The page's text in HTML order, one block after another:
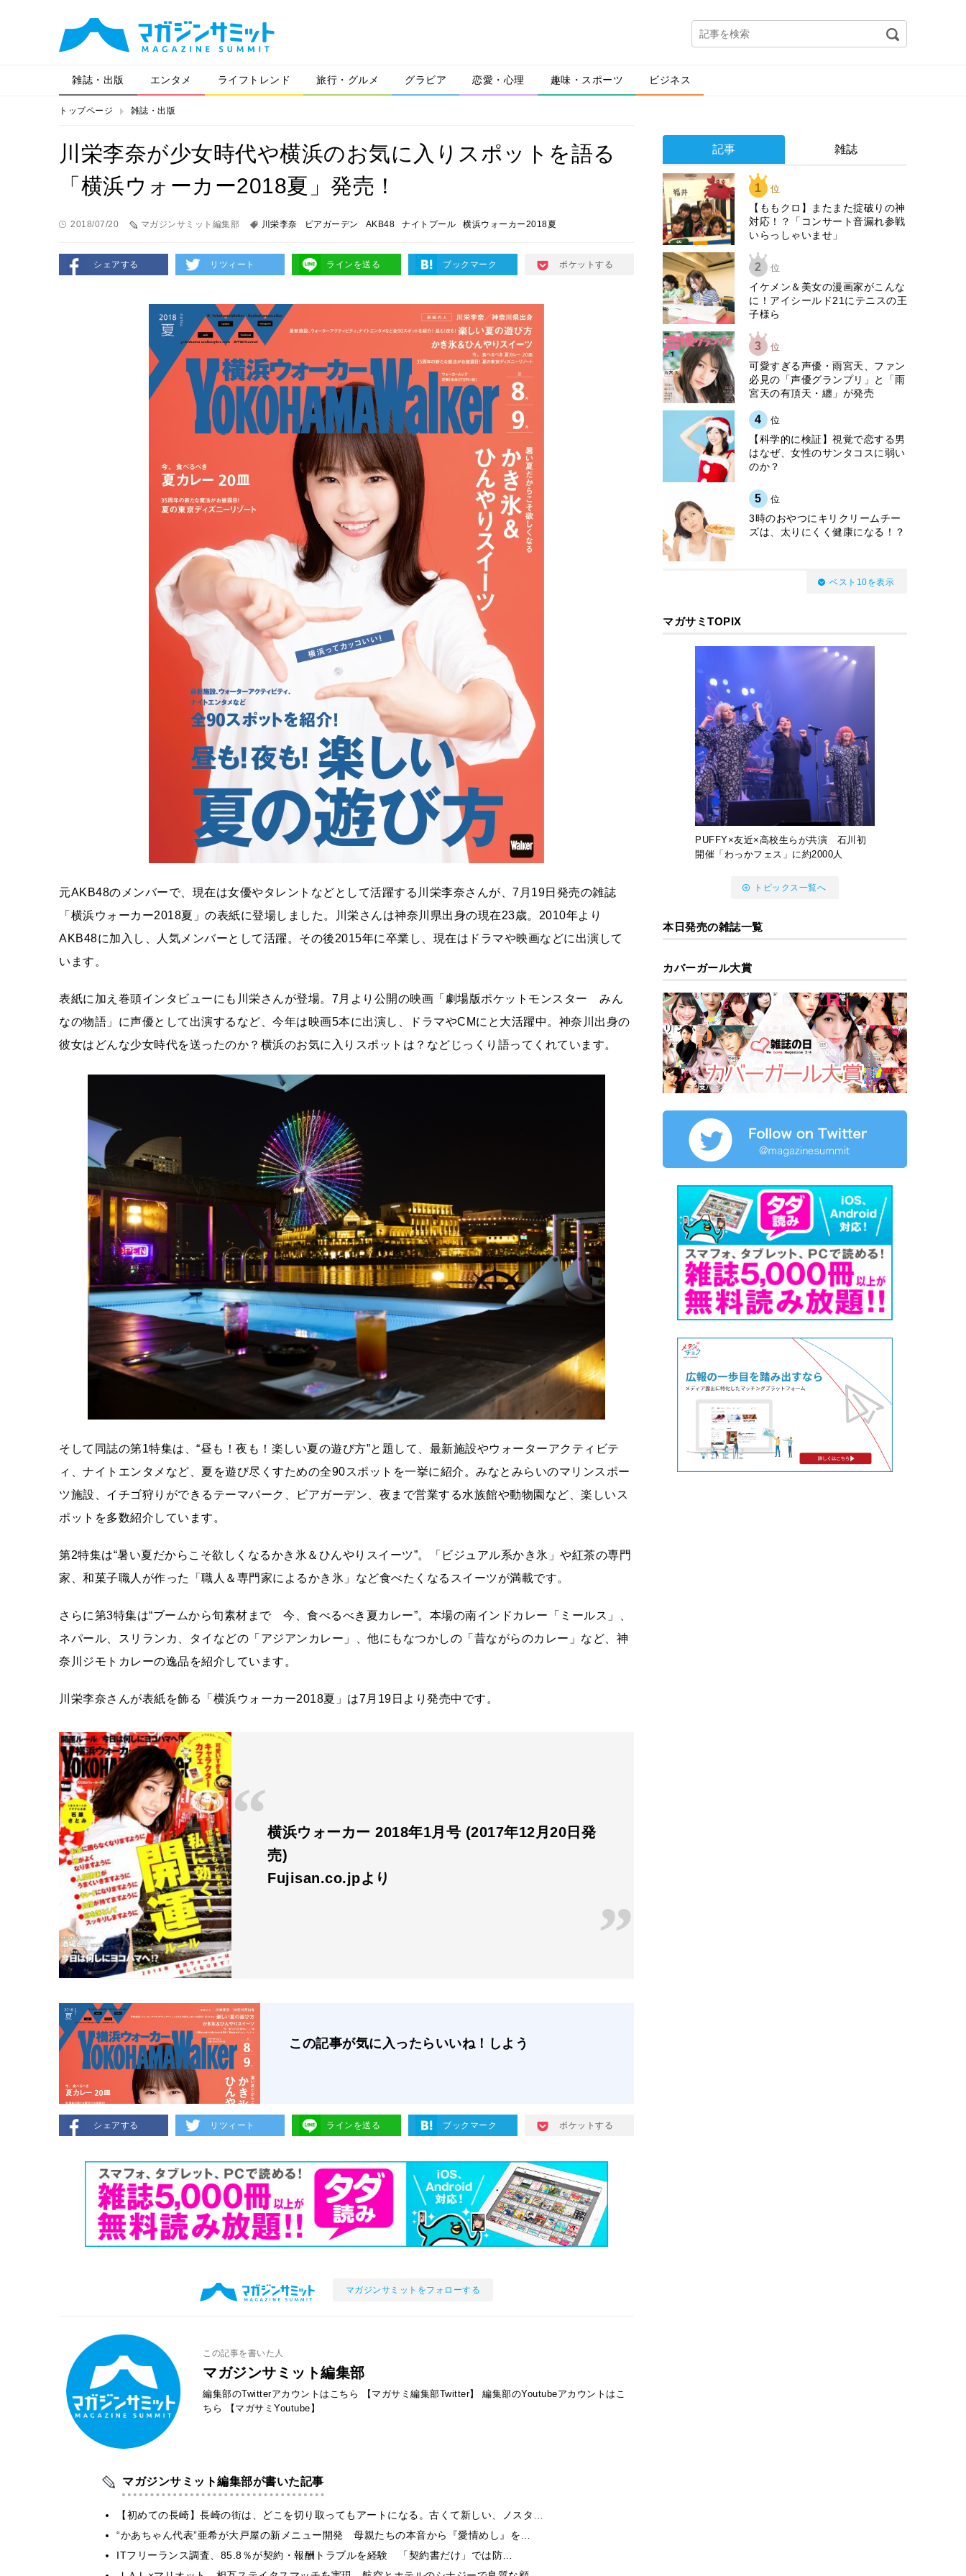
雑誌・出版 エンタメ ライフトレンド 旅行・グルメ グラビア 恋愛・心理 趣味・スポーツ ビジネス
トップページ 雑誌・出版
川栄李奈が少女時代や横浜のお気に入りスポットを語る
「横浜ウォーカー2018夏」発売！
2018/07/20 マガジンサミット編集部 川栄李奈 ビアガーデン AKB48 ナイトプール 横浜ウォーカー2018夏
シェアする リツィート ラインを送る ブックマーク ポケットする
元AKB48のメンバーで、現在は女優やタレントなどとして活躍する川栄李奈さんが、7月19日発売の雑誌
「横浜ウォーカー2018夏」の表紙に登場しました。川栄さんは神奈川県出身の現在23歳。2010年より
AKB48に加入し、人気メンバーとして活躍。その後2015年に卒業し、現在はドラマや映画などに出演して
います。
表紙に加え巻頭インタビューにも川栄さんが登場。7月より公開の映画「劇場版ポケットモンスター みん
なの物語」に声優として出演するなど、今年は映画5本に出演し、ドラマやCMにと大活躍中。神奈川出身の
彼女はどんな少女時代を送ったのか？横浜のお気に入りスポットは？などじっくり語ってくれています。
そして同誌の第1特集は、“昼も！夜も！楽しい夏の遊び方”と題して、最新施設やウォーターアクティビテ
ィ、ナイトエンタメなど、夏を遊び尽くすための全90スポットを一挙に紹介。みなとみらいのマリンスポー
ツ施設、イチゴ狩りができるテーマパーク、ビアガーデン、夜まで営業する水族館や動物園など、楽しいス
ポットを多数紹介しています。
第2特集は“暑い夏だからこそ欲しくなるかき氷＆ひんやりスイーツ”。「ビジュアル系かき氷」や紅茶の専門
家、和菓子職人が作った「職人＆専門家によるかき氷」など食べたくなるスイーツが満載です。
さらに第3特集は“ブームから旬素材まで 今、食べるべき夏カレー”。本場の南インドカレー「ミールス」、
ネパール、スリランカ、タイなどの「アジアンカレー」、他にもなつかしの「昔ながらのカレー」など、神
奈川ジモトカレーの逸品を紹介しています。
川栄李奈さんが表紙を飾る「横浜ウォーカー2018夏」は7月19日より発売中です。
横浜ウォーカー 2018年1月号 (2017年12月20日発
売)
Fujisan.co.jpより
この記事が気に入ったらいいね！しよう
シェアする リツィート ラインを送る ブックマーク ポケットする
マガジンサミットをフォローする
この記事を書いた人
マガジンサミット編集部
編集部のTwitterアカウントはこちら 【マガサミ編集部Twitter】
編集部のYoutubeアカウントはこ
ちら
【マガサミYoutube】
マガジンサミット編集部が書いた記事
【初めての長崎】長崎の街は、どこを切り取ってもアートになる。古くて新しい、ノスタ…
“かあちゃん代表”亜希が大戸屋の新メニュー開発 母親たちの本音から『愛情めし』を…
ITフリーランス調査、85.8％が契約・報酬トラブルを経験 「契約書だけ」では防…
記事 雑誌
1 位
【ももクロ】またまた掟破りの神
対応！？「コンサート音漏れ参戦
いらっしゃいませ」
2 位
イケメン＆美女の漫画家がこんな
に！アイシールド21にテニスの王
子様ら
3 位
可愛すぎる声優・雨宮天、ファン
必見の「声優グランプリ」と「雨
宮天の有頂天・纏」が発売
4 位
【科学的に検証】視覚で恋する男
はなぜ、女性のサンタコスに弱い
のか？
5 位
3時のおやつにキリクリームチー
ズは、太りにくく健康になる！？
ベスト10を表示
マガサミTOPIX
PUFFY×友近×高校生らが共演 石川初
開催「わっかフェス」に約2000人
トピックス一覧へ
本日発売の雑誌一覧
カバーガール大賞